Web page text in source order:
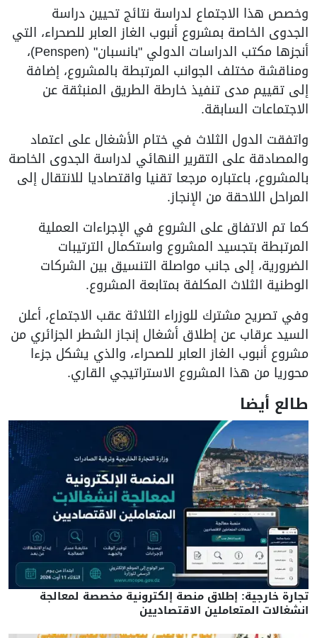
وخصص هذا الاجتماع لدراسة نتائج تحيين دراسة
الجدوى الخاصة بمشروع أنبوب الغاز العابر للصحراء، التي
أنجزها مكتب الدراسات الدولي "بانسبان" (Penspen)،
ومناقشة مختلف الجوانب المرتبطة بالمشروع، إضافة
إلى تقييم مدى تنفيذ خارطة الطريق المنبثقة عن
الاجتماعات السابقة.
واتفقت الدول الثلاث في ختام الأشغال على اعتماد
والمصادقة على التقرير النهائي لدراسة الجدوى الخاصة
بالمشروع، باعتباره مرجعا تقنيا واقتصاديا للانتقال إلى
المراحل اللاحقة من الإنجاز.
كما تم الاتفاق على الشروع في الإجراءات العملية
المرتبطة بتجسيد المشروع واستكمال الترتيبات
الضرورية، إلى جانب مواصلة التنسيق بين الشركات
الوطنية الثلاث المكلفة بمتابعة المشروع.
وفي تصريح مشترك للوزراء الثلاثة عقب الاجتماع، أعلن
السيد عرقاب عن إطلاق أشغال إنجاز الشطر الجزائري من
مشروع أنبوب الغاز العابر للصحراء، والذي يشكل جزءا
محوريا من هذا المشروع الاستراتيجي القاري.
طالع أيضا
تجارة خارجية: إطلاق منصة إلكترونية مخصصة لمعالجة
انشغالات المتعاملين الاقتصاديين